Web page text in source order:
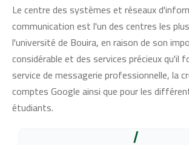
Le centre des systèmes et réseaux
communication est l'un des centres les
l'université de Bouira, en raison de son
considérable et des services précieux qu'il
service de messagerie professionnelle, la
comptes Google ainsi que pour les
étudiants.
/